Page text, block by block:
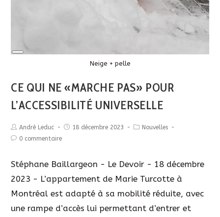
Long
Neige + pelle
CE QUI NE «MARCHE PAS» POUR
L’ACCESSIBILITÉ UNIVERSELLE
André Leduc 18 décembre 2023
Nouvelles
0 commentaire
Stéphane Baillargeon - Le Devoir - 18 décembre
2023 - L’appartement de Marie Turcotte à
Montréal est adapté à sa mobilité réduite, avec
une rampe d’accès lui permettant d’entrer et